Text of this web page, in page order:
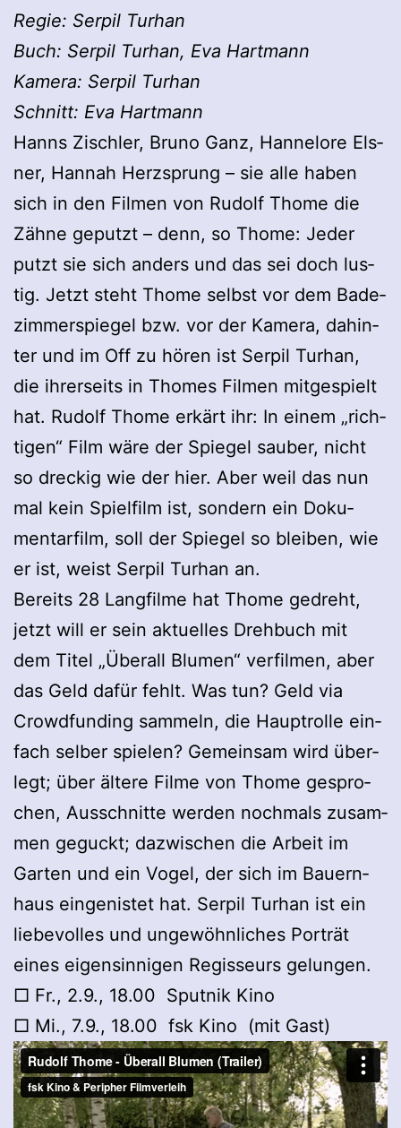
Regie: Ser­pil Tur­han
Buch: Ser­pil Tur­han, Eva Hart­mann
Kamera: Ser­pil Tur­han
Schnitt: Eva Hart­mann
Hanns Zisch­ler, Bruno Ganz, Han­ne­lore Els­
ner, Han­nah Herz­sprung – sie alle haben
sich in den Fil­men von Rudolf Thome die
Zähne geputzt – denn, so Thome: Jeder
putzt sie sich anders und das sei doch lus­
tig. Jetzt steht Thome selbst vor dem Bade­
zim­mer­spie­gel bzw. vor der Kamera, dahin­
ter und im Off zu hören ist Ser­pil Tur­han,
die ihrer­seits in Tho­mes Fil­men mit­ge­spielt
hat. Rudolf Thome erkärt ihr: In einem „rich­
ti­gen“ Film wäre der Spie­gel sau­ber, nicht
so dre­ckig wie der hier. Aber weil das nun
mal kein Spiel­film ist, son­dern ein Doku­
men­tar­film, soll der Spie­gel so blei­ben, wie
er ist, weist Ser­pil Tur­han an.
Bereits 28 Lang­filme hat Thome gedreht,
jetzt will er sein aktu­el­les Dreh­buch mit
dem Titel „Über­all Blu­men“ ver­fil­men, aber
das Geld dafür fehlt. Was tun? Geld via
Crowd­fun­ding sam­meln, die Haupt­rolle ein­
fach sel­ber spie­len? Gemein­sam wird über­
legt; über ältere Filme von Thome gespro­
chen, Aus­schnitte wer­den noch­mals zusam­
men geguckt; dazwi­schen die Arbeit im
Gar­ten und ein Vogel, der sich im Bau­ern­
haus ein­ge­nis­tet hat. Ser­pil Tur­han ist ein
lie­be­vol­les und unge­wöhn­li­ches Por­trät
eines eigen­sin­ni­gen Regis­seurs gelun­gen.
□ Fr., 2.9., 18.00 Sputnik Kino
□ Mi., 7.9., 18.00 fsk Kino (mit Gast)